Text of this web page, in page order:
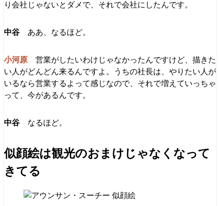
り会社じゃないとダメで、それで会社にしたんです。
ああ、なるほど。
営業がしたいわけじゃなかったんですけど、描きた
い人がどんどん来るんですよ。うちの社長は、やりたい人が
いるなら営業するよって感じなので、それで増えていっちゃ
って、今があるんです。
なるほど。
似顔絵は観光のおまけじゃなくなって
きてる